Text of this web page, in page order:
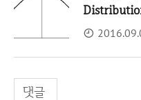
댓글